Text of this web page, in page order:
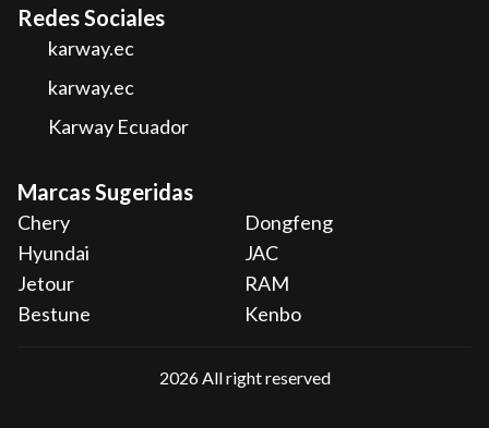
Redes Sociales
karway.ec
karway.ec
Karway Ecuador
Marcas Sugeridas
Chery
Dongfeng
Hyundai
JAC
Jetour
RAM
Bestune
Kenbo
2026All right reserved